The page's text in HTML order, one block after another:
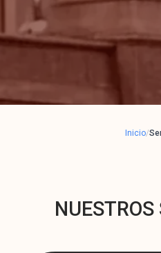
Inicio/
NUESTROS